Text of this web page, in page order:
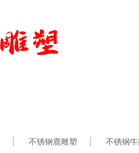
不锈钢鹿雕塑 不锈钢